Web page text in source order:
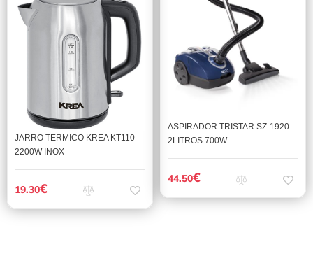
JARRO TERMICO KREA KT110
2200W INOX
19.30€
ASPIRADOR TRISTAR SZ-1920
2LITROS 700W
44.50€